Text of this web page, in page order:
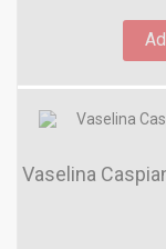
Vaselina